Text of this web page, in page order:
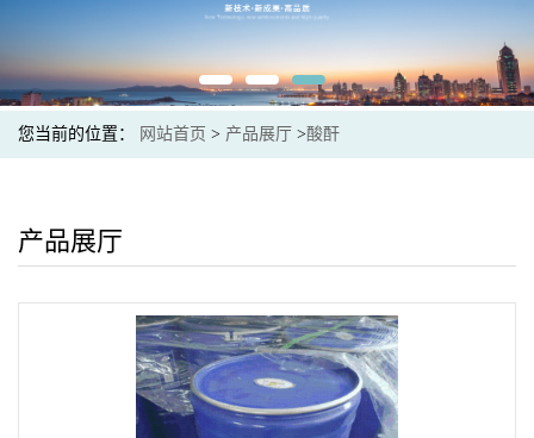
您当前的位置： 网站首页 > 产品展厅 >酸酐
产品展厅